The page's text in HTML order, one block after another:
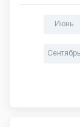
Июнь
Сентябрь